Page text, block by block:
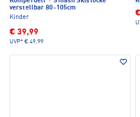
verstellbar 80-105cm
Kinder
€ 39,99
UVP* € 49,99